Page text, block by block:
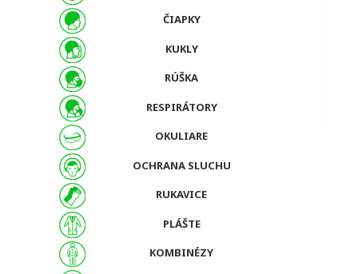
ČIAPKY
KUKLY
RÚŠKA
RESPIRÁTORY
OKULIARE
OCHRANA SLUCHU
RUKAVICE
PLÁŠTE
KOMBINÉZY